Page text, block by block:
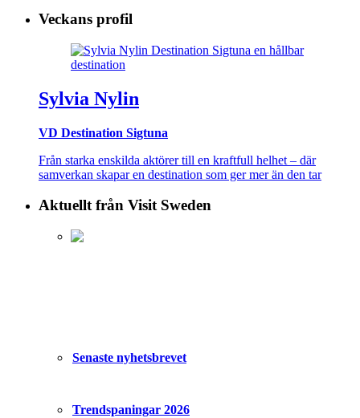
Veckans profil
Sylvia Nylin
VD Destination Sigtuna
Från starka enskilda aktörer till en kraftfull helhet – där
samverkan skapar en destination som ger mer än den tar
Aktuellt från Visit Sweden
Senaste nyhetsbrevet
Trendspaningar 2026